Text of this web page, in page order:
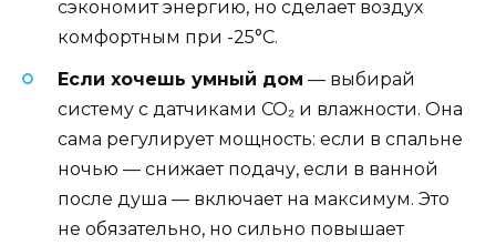
сэкономит энергию, но сделает воздух
комфортным при -25°C.
Если хочешь умный дом — выбирай
систему с датчиками CO₂ и влажности. Она
сама регулирует мощность: если в спальне
ночью — снижает подачу, если в ванной
после душа — включает на максимум. Это
не обязательно, но сильно повышает